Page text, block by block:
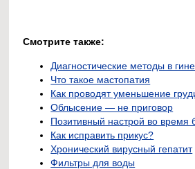
Смотрите также:
Диагностические методы в
Что такое мастопатия
Как проводят уменьшение
Облысение — не приговор
Позитивный настрой во время
Как исправить прикус?
Хронический вирусный гепатит
Фильтры для воды